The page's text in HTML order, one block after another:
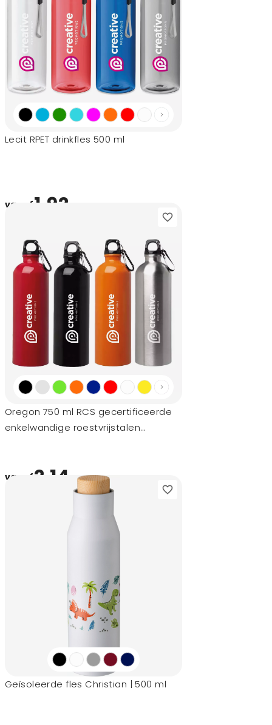
Lecit RPET drinkfles 500 ml
vanaf1,92
Oregon 750 ml RCS gecertificeerde
enkelwandige roestvrijstalen
vanaf2,14
Geïsoleerde fles Christian | 500 ml